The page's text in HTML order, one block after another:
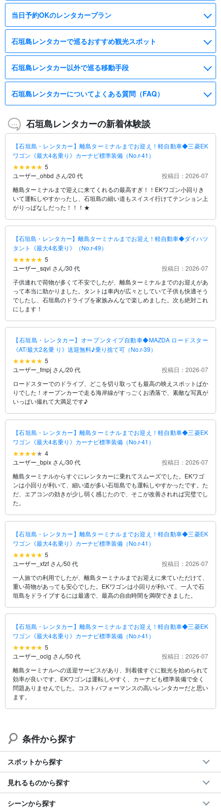
当日予約OKのレンタカープラン
石垣島レンタカーで巡るおすすめ観光スポット
石垣島レンタカー以外で巡る移動手段
石垣島レンタカーについてよくある質問（FAQ）
石垣島レンタカーの新着体験談
【石垣島・レンタカー】離島ターミナルまでお迎え！軽自動車◆三菱EK
ワゴン《最大4名乗り》カーナビ標準装備（No.r-41）
5
ユーザー_ohbd さん/20 代
投稿日：2026-07
離島ターミナルまで迎えに来てくれるの最高すぎ！！EKワゴン小回りき
いて運転しやすかったし、石垣島の細い道もスイスイ行けてテンション上
がりっぱなしだった！！！★
【石垣島・レンタカー】離島ターミナルまでお迎え！軽自動車◆ダイハツ
タント《最大4名乗り》（No.r-49）
5
ユーザー_sqvi さん/30 代
投稿日：2026-07
子供連れで荷物が多くて不安でしたが、離島ターミナルまでのお迎えがあ
って本当に助かりました。タントは車内が広々としていて子供も快適そう
でしたし、石垣島のドライブを家族みんなで楽しめました。次も絶対これ
にします！
【石垣島・レンタカー】オープンタイプ自動車◆MAZDA ロードスター
《AT/最大2名乗 り》送迎無料♪乗り捨て可（No.r-39）
5
ユーザー_fmpj さん/20 代
投稿日：2026-07
ロードスターでのドライブ、どこを切り取っても最高の映えスポットばか
りでした！オープンカーで走る海岸線がすっごくお洒落で、素敵な写真が
いっぱい撮れて大満足です♪
【石垣島・レンタカー】離島ターミナルまでお迎え！軽自動車◆三菱EK
ワゴン《最大4名乗り》カーナビ標準装備（No.r-41）
4
ユーザー_bpix さん/30 代
投稿日：2026-07
離島ターミナルからすぐにレンタカーに乗れてスムーズでした。EKワゴ
ンは小回りが利いて、細い道が多い石垣島でも運転しやすかったです。た
だ、エアコンの効きが少し弱く感じたので、そこが改善されれば完璧でし
た。
【石垣島・レンタカー】離島ターミナルまでお迎え！軽自動車◆三菱EK
ワゴン《最大4名乗り》カーナビ標準装備（No.r-41）
5
ユーザー_xfzf さん/50 代
投稿日：2026-07
一人旅での利用でしたが、離島ターミナルまでお迎えに来ていただけて、
重い荷物があっても安心でした。EKワゴンは小回りが利いて、一人で石
垣島をドライブするには最適で、最高の自由時間を満喫できました。
【石垣島・レンタカー】離島ターミナルまでお迎え！軽自動車◆三菱EK
ワゴン《最大4名乗り》カーナビ標準装備（No.r-41）
5
ユーザー_ocig さん/50 代
投稿日：2026-07
離島ターミナルへの送迎サービスがあり、到着後すぐに観光を始められて
効率が良いです。EKワゴンは運転しやすく、カーナビも標準装備で全く
問題ありませんでした。コストパフォーマンスの高いレンタカーだと思い
ます。
条件から探す
スポットから探す
見れるものから探す
シーンから探す